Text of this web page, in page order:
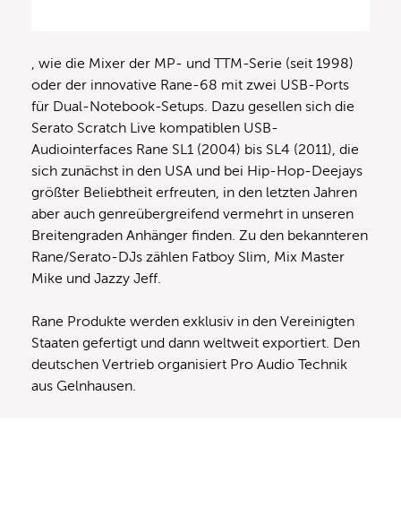
, wie die Mixer der MP- und TTM-Serie (seit 1998)
oder der innovative Rane-68 mit zwei USB-Ports
für Dual-Notebook-Setups. Dazu gesellen sich die
Serato Scratch Live kompatiblen USB-
Audiointerfaces Rane SL1 (2004) bis SL4 (2011), die
sich zunächst in den USA und bei Hip-Hop-Deejays
größter Beliebtheit erfreuten, in den letzten Jahren
aber auch genreübergreifend vermehrt in unseren
Breitengraden Anhänger finden. Zu den bekannteren
Rane/Serato-DJs zählen Fatboy Slim, Mix Master
Mike und Jazzy Jeff.
Rane Produkte werden exklusiv in den Vereinigten
Staaten gefertigt und dann weltweit exportiert. Den
deutschen Vertrieb organisiert Pro Audio Technik
aus Gelnhausen.